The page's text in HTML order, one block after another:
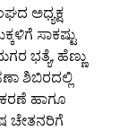
ಅಧ್ಯಕ್ಷ
ಸಾಕಷ್ಟು
ಭತ್ಯೆ, ಹೆಣ್ಣು
ಶಿಬಿರದಲ್ಲಿ
ಹಾಗೂ
ಚೇತನರಿಗೆ